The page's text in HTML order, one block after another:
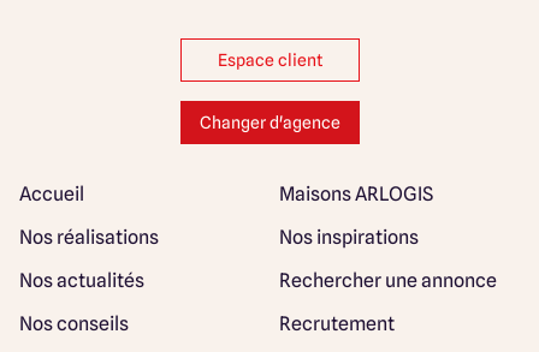
Espace client
Changer d'agence
Accueil
Maisons ARLOGIS
Nos réalisations
Nos inspirations
Nos actualités
Rechercher une annonce
Nos conseils
Recrutement